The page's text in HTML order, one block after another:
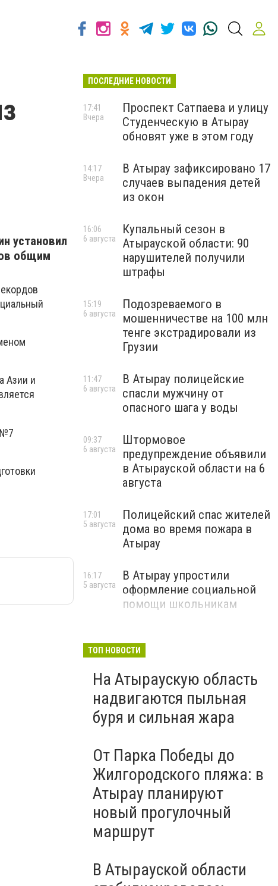
установил
общим
Азии и
№7
ПОСЛЕДНИЕ НОВОСТИ
Проспект Сатпаева и улицу
Студенческую в Атырау
обновят уже в этом году
17:41
Вчера
В Атырау зафиксировано 17
случаев выпадения детей
из окон
14:17
Вчера
Купальный сезон в
Атырауской области: 90
нарушителей получили
штрафы
16:06
6 августа
Подозреваемого в
мошенничестве на 100 млн
тенге экстрадировали из
Грузии
15:19
6 августа
В Атырау полицейские
спасли мужчину от
опасного шага у воды
11:47
6 августа
Штормовое
предупреждение объявили
в Атырауской области на 6
августа
09:37
6 августа
Полицейский спас жителей
дома во время пожара в
Атырау
17:01
5 августа
В Атырау упростили
оформление социальной
помощи школьникам
16:17
5 августа
ТОП НОВОСТИ
На Атыраускую область
надвигаются пыльная
буря и сильная жара
От Парка Победы до
Жилгородского пляжа: в
Атырау планируют
новый прогулочный
маршрут
В Атырауской области